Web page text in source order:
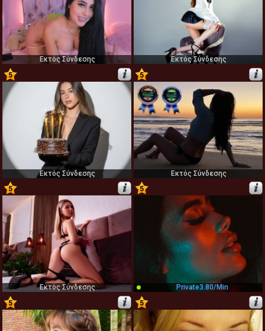
Εκτός Σύνδεσης
Εκτός Σύνδεσης
5
47
Εκτός Σύνδεσης
5
48
Εκτός Σύνδεσης
5
Εκτός Σύνδεσης
5
Private3.80/min
5
51
5
52